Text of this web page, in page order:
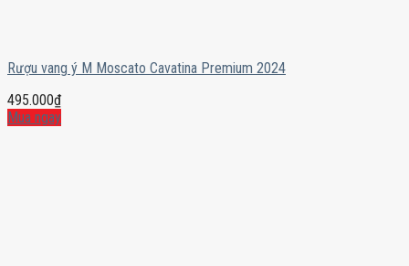
Rượu vang ý M Moscato Cavatina Premium 2024
495.000₫
Mua ngay